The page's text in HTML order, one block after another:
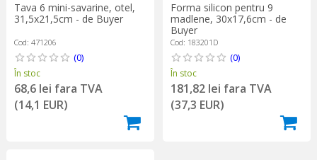
Tava 6 mini-savarine, otel,
31,5x21,5cm - de Buyer
Cod: 471206
(0)
În stoc
68,6 lei fara TVA
(14,1 EUR)
Forma silicon pentru 9
madlene, 30x17,6cm - de
Buyer
Cod: 183201D
(0)
În stoc
181,82 lei fara TVA
(37,3 EUR)